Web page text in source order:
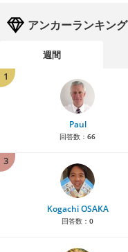
アンカーランキング
週間
1
Paul
回答数： 66
3
Kogachi OSAKA
回答数： 0